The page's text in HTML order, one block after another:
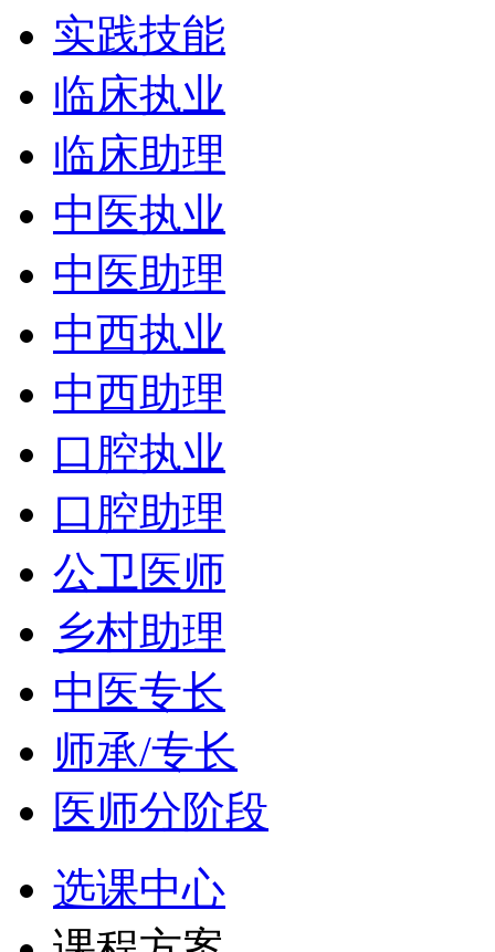
实践技能
临床执业
临床助理
中医执业
中医助理
中西执业
中西助理
口腔执业
口腔助理
公卫医师
乡村助理
中医专长
师承/专长
医师分阶段
选课中心